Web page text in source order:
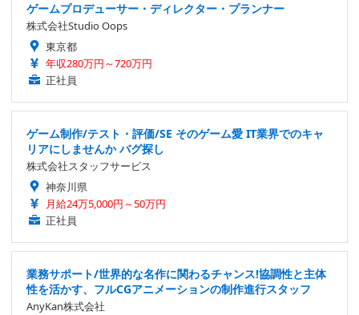
ゲームプロデューサー・ディレクター・プランナー
株式会社Studio Oops
東京都
年収280万円～720万円
正社員
ゲーム制作/テスト・評価/SE そのゲーム愛 IT業界でのキャ
リアにしませんか バグ探し
株式会社スタッフサービス
神奈川県
月給24万5,000円～50万円
正社員
業務サポート/世界的な名作に関わるチャンス!協調性と主体
性を活かす、フルCGアニメーションの制作進行スタッフ
AnyKan株式会社